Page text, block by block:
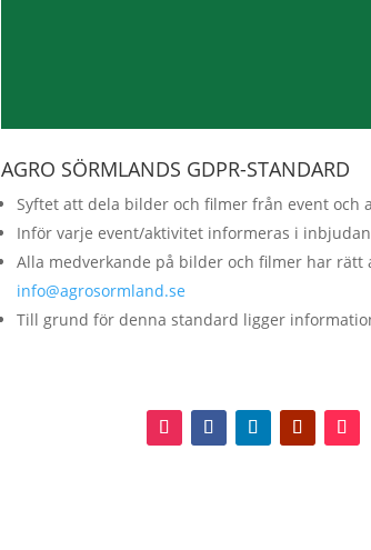
AGRO SÖRMLANDS GDPR-STANDARD
Syftet att dela bilder och filmer från event och
Inför varje event/aktivitet informeras i
Alla medverkande på bilder och filmer har
info@agrosormland.se
Till grund för denna standard ligger